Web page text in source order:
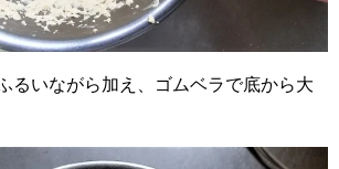
るいながら加え、ゴムベラで底から大